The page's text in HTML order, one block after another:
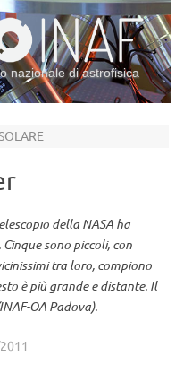
nazionale di astrofisica
della NASA ha
sono piccoli, con
tra loro, compiono
è più grande e distante. Il
OA Padova).